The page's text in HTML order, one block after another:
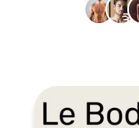
informations
produits